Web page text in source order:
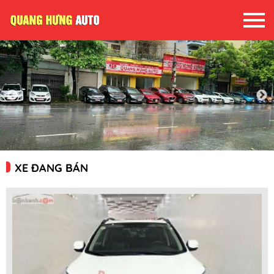
XE ĐANG BÁN